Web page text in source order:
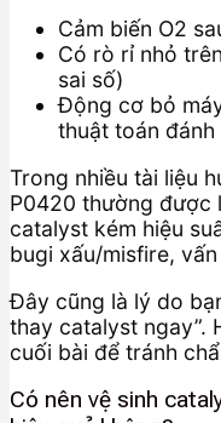
Cảm biến O2
Có rò rỉ nhỏ
sai số)
Động cơ bỏ
thuật toán đánh
Trong nhiều tài liệu
P0420 thường được
catalyst kém hiệu
bugi xấu/misfire,
Đây cũng là lý do
thay catalyst ngay”.
cuối bài để tránh
Có nên vệ sinh